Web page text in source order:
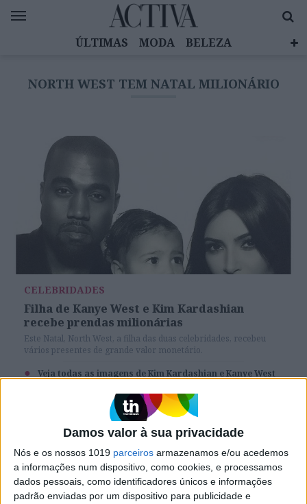
Damos valor à sua privacidade
Nós e os nossos 1019 parceiros armazenamos e/ou acedemos
a informações num dispositivo, como cookies, e processamos
dados pessoais, como identificadores únicos e informações
padrão enviadas por um dispositivo para publicidade e
ÚLTIMAS MODA
BELEZA
EMOÇÕES
MULHERES INSPIRADORAS
NORTH WEST TEM NATAL MILIONÁRIO
CELEBRIDADES
Filha de Kanye West e Kim Kardashian
recebe prendas milionárias
Este Natal, North West, a filha das duas celebridades, recebeu
vários presentes de grande valor monetário.
Veja todas as imagens de Kim Kardashian e Kanye West
para a 'quente' campanha da Balmain
SITES DO GRUPO TRUST IN NEWS